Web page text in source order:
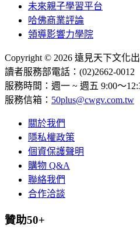
未來親子學習平台
哈佛商業評論
領導影響力學院
Copyright © 2026 遠見天下文化
讀者服務部電話：(02)2662-0012
服務時間：週一 ~ 週五 9:00～
服務信箱： 50plus@cwgv.com.tw
關於我們
隱私權政策
個資保護聲明
購物 Q&A
聯絡我們
合作洽談
贊助50+